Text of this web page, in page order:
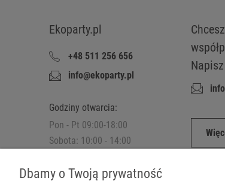
Ekoparty.pl
+48 511 256 656
info@ekoparty.pl
Godziny otwarcia:
Pon - Pt 09:00-18:00
Sobota: 10:00 - 14:00
sklepu stacjonarnego.
Dbamy o Twoją prywatność